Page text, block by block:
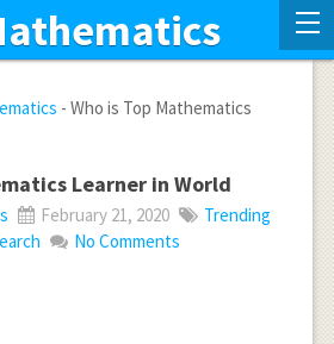
- Who is Top Mathematics
Learner in World
February 21, 2020
Trending
No Comments